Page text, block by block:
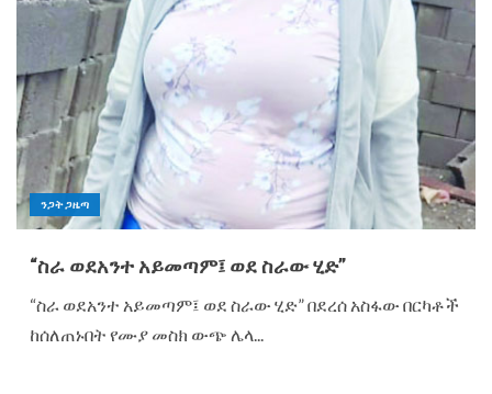
ንጋት ጋዜጣ
“ስራ ወደአንተ አይመጣም፤ ወደ ስራው ሂድ”
“ስራ ወደአንተ አይመጣም፤ ወደ ስራው ሂድ” በደረሰ አስፋው በርካቶች
ከሰለጠኑበት የሙያ መስክ ውጭ ሌላ...